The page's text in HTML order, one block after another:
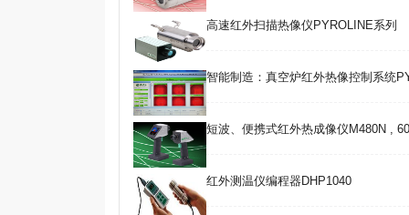
高速红外扫描热像仪PYROLINE系列
智能制造：真空炉红外热像控制系统
短波、便携式红外热成像仪M480N ,
红外测温仪编程器DHP1040